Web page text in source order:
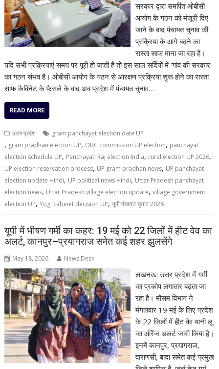
सरकार द्वारा समर्पित ओबीसी
आयोग के गठन को मंजूरी दिए
जाने के बाद पंचायत चुनाव की
प्रक्रिया के आगे बढ़ने का
रास्ता साफ माना जा रहा है।
यदि सभी प्रक्रियाएं समय पर पूरी हो जाती हैं तो इस साल सर्दियों में ‘गांव की सरकार’
का गठन संभव है। ओबीसी आयोग के गठन से आरक्षण प्रक्रिया शुरू होने का रास्ता
साफ कैबिनेट के फैसले के बाद अब प्रदेश में पंचायत चुनाव…
READ MORE
उत्तर प्रदेश gram panchayat election date UP
, gram pradhan election UP, OBC commission UP election, panchayat
election schedule UP, Panchayati Raj election India, rural election UP 2026,
UP election reservation process, UP gram pradhan news, UP panchayat
election update Hindi, UP political news Hindi, Uttar Pradesh panchayat
election news, Uttar Pradesh village election update,village government
election UP,Yogi cabinet decision UP,यूपी पंचायत चुनाव 2026
यूपी में भीषण गर्मी का कहर: 19 मई को 22 जिलों में हीट वेव का
अलर्ट, कानपुर–प्रयागराज समेत कई शहर झुलसेंगे
May 18, 2026 News Desk
लखनऊ: उत्तर प्रदेश में गर्मी
का प्रकोप लगातार बढ़ता जा
रहा है। मौसम विभाग ने
मंगलवार 19 मई के लिए प्रदेश
के 22 जिलों में हीट वेव यानी लू
का ऑरेंज अलर्ट जारी किया है।
इनमें कानपुर, प्रयागराज,
वाराणसी, बांदा समेत कई प्रमुख